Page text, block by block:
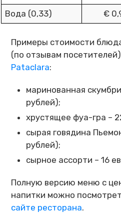
Вода (0,33) €
Примеры стоимости
(по отзывам
Pataclara:
маринованная
рублей);
хрустящее фуа-гра –
сырая говядина
рублей);
сырное ассорти – 16
Полную версию меню с
напитки можно
сайте ресторана.